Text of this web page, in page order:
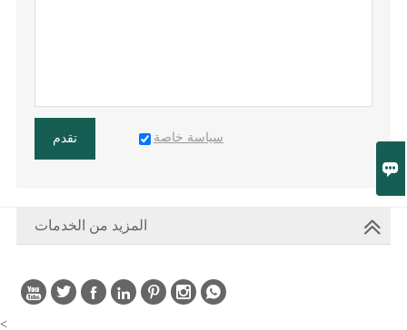

تقدم سياسة خاصة
المزيد من الخدمات
      
<